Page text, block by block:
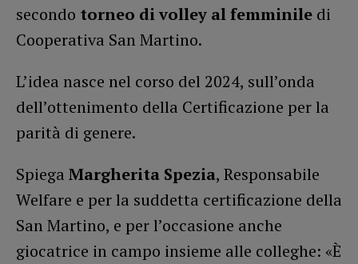
secondo torneo di volley al femminile di
Cooperativa San Martino.
L’idea nasce nel corso del 2024, sull’onda
dell’ottenimento della Certificazione per la
parità di genere.
Spiega Margherita Spezia, Responsabile
Welfare e per la suddetta certificazione della
San Martino, e per l’occasione anche
giocatrice in campo insieme alle colleghe: «È